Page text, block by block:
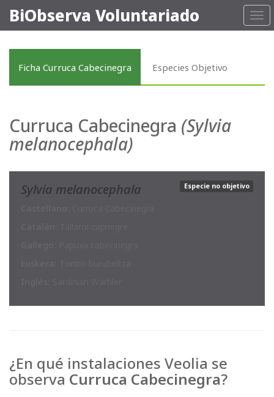
BiObserva Voluntariado
Ficha Curruca Cabecinegra Especies Objetivo
Curruca Cabecinegra (Sylvia
melanocephala)
Sylvia melanocephala Especie no objetivo
¿En qué instalaciones Veolia se
observa Curruca Cabecinegra?